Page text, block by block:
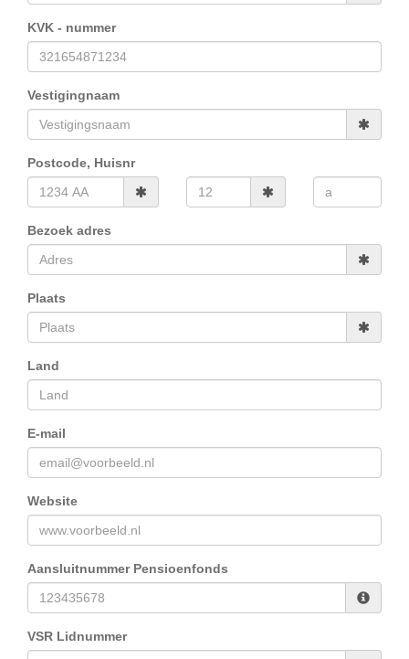
KVK - nummer
Vestigingnaam
Postcode, Huisnr
Bezoek adres
Plaats
Land
E-mail
Website
Aansluitnummer Pensioenfonds
VSR Lidnummer